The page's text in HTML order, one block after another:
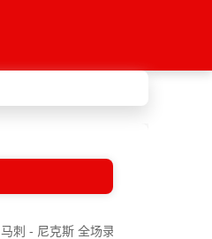
刺 - 尼克斯 全场录像